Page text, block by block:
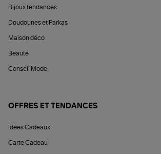
Bijoux tendances
Doudounes et Parkas
Maison déco
Beauté
Conseil Mode
OFFRES ET TENDANCES
Idées Cadeaux
Carte Cadeau